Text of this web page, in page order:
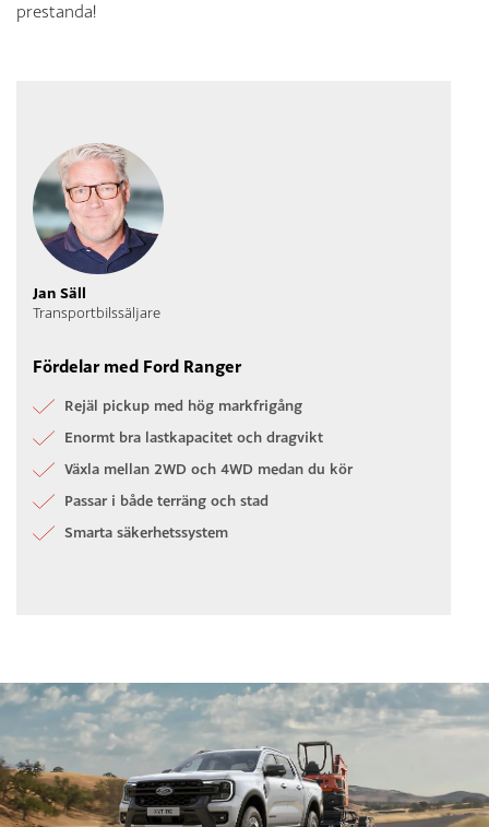
prestanda!
Jan Säll
Transportbilssäljare
Fördelar med Ford Ranger
Rejäl pickup med hög markfrigång
Enormt bra lastkapacitet och dragvikt
Växla mellan 2WD och 4WD medan du kör
Passar i både terräng och stad
Smarta säkerhetssystem